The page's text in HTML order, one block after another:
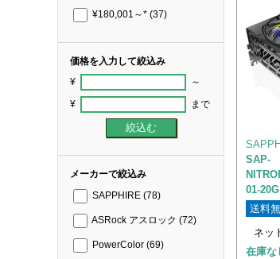
¥180,001～* (37)
価格を入力して絞込み
¥ ～
¥ まで
メーカーで絞込み
SAPPHIRE (78)
ASRock アスロック (72)
PowerColor (69)
SAP-
01-20G
送料
ネッ
在庫な